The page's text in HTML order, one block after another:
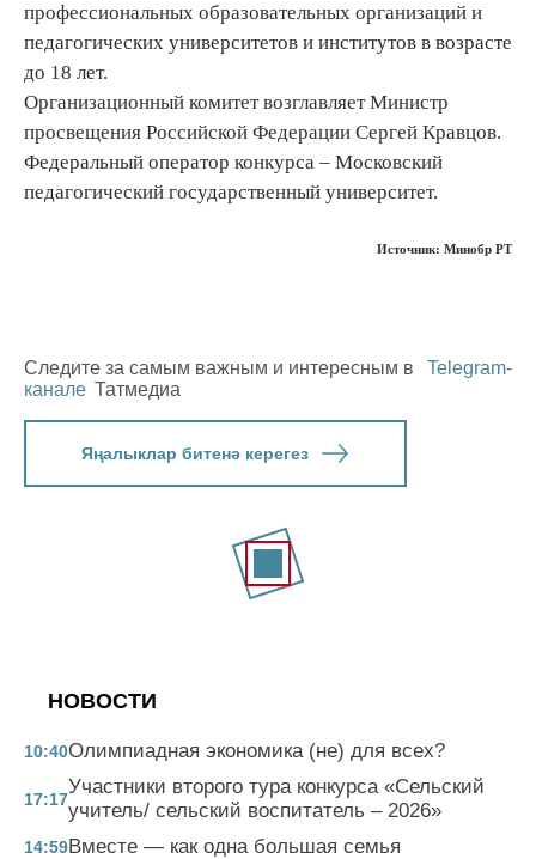
профессиональных образовательных организаций и
педагогических университетов и институтов в возрасте
до 18 лет.
Организационный комитет возглавляет Министр
просвещения Российской Федерации Сергей Кравцов.
Федеральный оператор конкурса – Московский
педагогический государственный университет.
Источник: Минобр РТ
Следите за самым важным и интересным в
Telegram-
канале Татмедиа
Яңалыклар битенә керегез
НОВОСТИ
10:40Олимпиадная экономика (не) для всех?
17:17
Участники второго тура конкурса «Сельский
учитель/ сельский воспитатель – 2026»
14:59Вместе — как одна большая семья